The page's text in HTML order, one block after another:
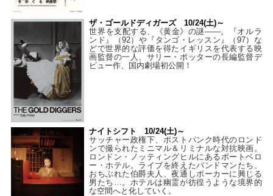
ザ・ゴールドディガーズ 10/24(土)～
世界を支配する、《黄金》の謎――。『オルラ
ンド』（92）や『タンゴ・レッスン』（97）な
どで世界的な評価を得たイギリスを代表する映
画監督の一人、サリー・ポッターの長編監督デ
ビュー作、国内劇場初公開！
ナイトシフト 10/24(土)～
サッチャー政権下、ポストパンク時代のロンド
ンで撮られたミニマル＆リミナルな対抗映画。
ロンドン・ノッティングヒルにあるポートベロ
ー・ホテル。ライブを終えたバンドマンたち、
おちぶれた伯爵夫人、夜通しポーカーに興じる
男たち…。ホテルは幽霊が彷徨うような境界的
な空間へと化していく。